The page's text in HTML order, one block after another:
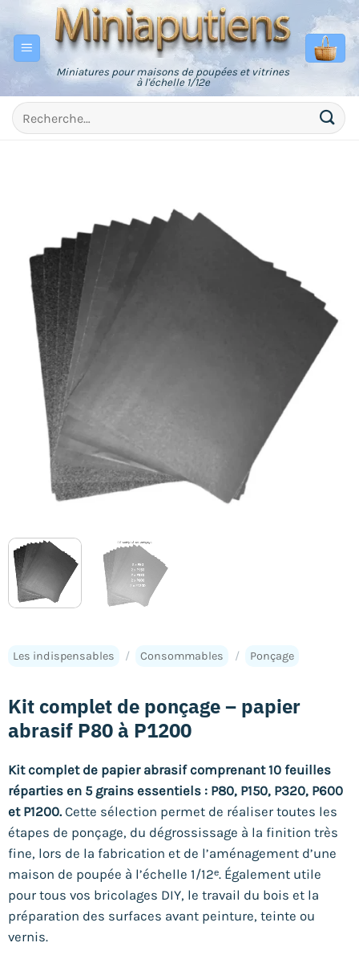
au
contenu
Miniatures pour maisons de poupées et vitrines
à l'échelle 1/12e
Recherche
pour :
Les indispensables / Consommables / Ponçage
Kit complet de ponçage – papier
abrasif P80 à P1200
Kit complet de papier abrasif comprenant 10 feuilles
réparties en 5 grains essentiels : P80, P150, P320, P600
et P1200.Cette sélection permet de réaliser toutes les
étapes de ponçage, du dégrossissage à la finition très
fine, lors de la fabrication et de l’aménagement d’une
maison de poupée à l’échelle 1/12ᵉ. Également utile
pour tous vos bricolages DIY, le travail du bois et la
préparation des surfaces avant peinture, teinte ou
vernis.